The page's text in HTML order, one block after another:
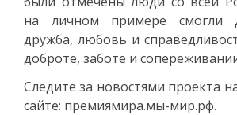
на личном примере смогли
дружба, любовь и
доброте, заботе и
Следите за новостями проекта
сайте: премиямира.мы-мир.рф.